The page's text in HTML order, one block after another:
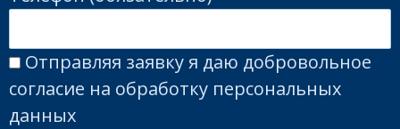
Отправляя заявку я даю добровольное
согласие на обработку персональных
данных